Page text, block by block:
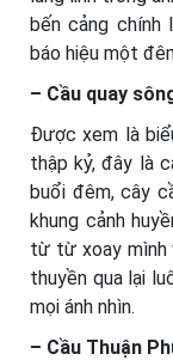
bến cảng chính
báo hiệu một
– Cầu quay
Được xem là
thập kỷ, đây là
buổi đêm, cây
khung cảnh
từ từ xoay mình
thuyền qua lại
mọi ánh nhìn.
– Cầu Thuận